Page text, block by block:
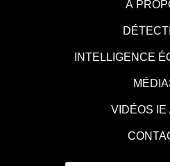
À
INTELLIGENCE
VIDÉOS IE